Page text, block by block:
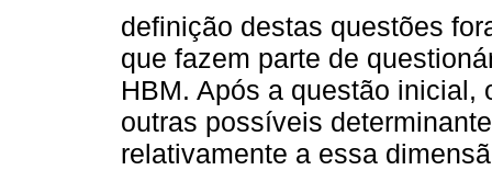
definição destas questões
que fazem parte de
HBM. Após a questão inicial,
outras possíveis
relativamente a essa